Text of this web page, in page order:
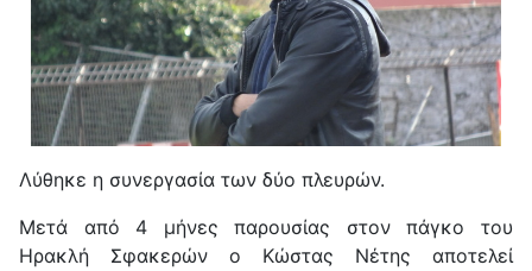
Λύθηκε η συνεργασία των δύο πλευρών.
Μετά από 4 μήνες παρουσίας στον πάγκο του
Ηρακλή Σφακερών ο Κώστας Νέτης αποτελεί